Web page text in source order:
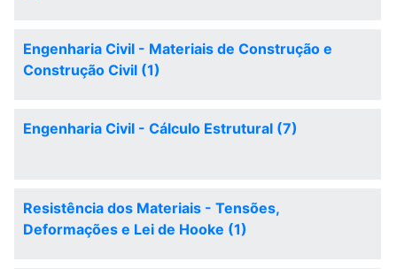
Engenharia Civil - Materiais de Construção e
Construção Civil (1)
Engenharia Civil - Cálculo Estrutural (7)
Resistência dos Materiais - Tensões,
Deformações e Lei de Hooke (1)